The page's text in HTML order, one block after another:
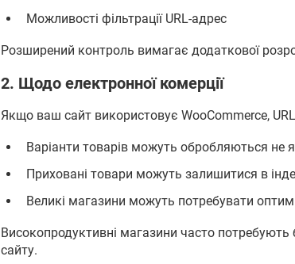
Можливості фільтрації URL-адрес
Розширений контроль вимагає додаткової
2. Щодо електронної комерції
Якщо ваш сайт використовує WooCommerce,
Варіанти товарів можуть обробляються не
Приховані товари можуть залишитися в
Великі магазини можуть потребувати
Високопродуктивні магазини часто
сайту.